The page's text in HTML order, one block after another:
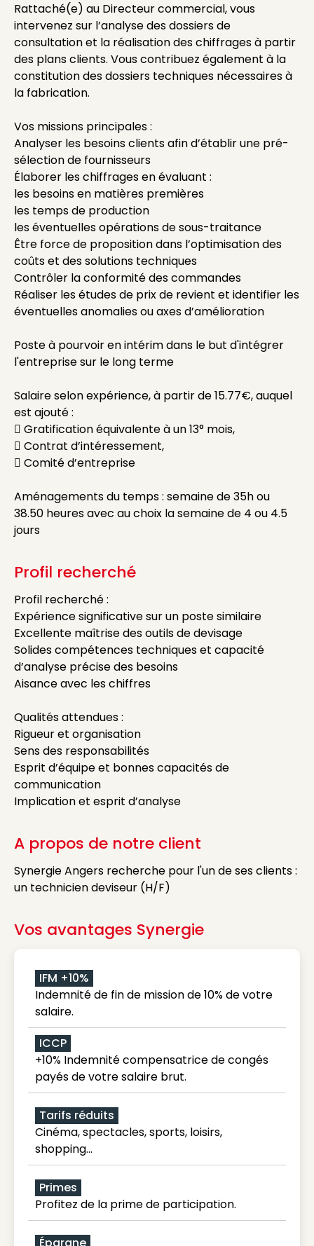
Rattaché(e) au Directeur commercial, vous
intervenez sur l’analyse des dossiers de
consultation et la réalisation des chiffrages à partir
des plans clients. Vous contribuez également à la
constitution des dossiers techniques nécessaires à
la fabrication.
Vos missions principales :
Analyser les besoins clients afin d’établir une pré-
sélection de fournisseurs
Élaborer les chiffrages en évaluant :
les besoins en matières premières
les temps de production
les éventuelles opérations de sous-traitance
Être force de proposition dans l’optimisation des
coûts et des solutions techniques
Contrôler la conformité des commandes
Réaliser les études de prix de revient et identifier les
éventuelles anomalies ou axes d’amélioration
Poste à pourvoir en intérim dans le but d'intégrer
l'entreprise sur le long terme
Salaire selon expérience, à partir de 15.77€, auquel
est ajouté :
 Gratification équivalente à un 13° mois,
 Contrat d’intéressement,
 Comité d’entreprise
Aménagements du temps : semaine de 35h ou
38.50 heures avec au choix la semaine de 4 ou 4.5
jours
Profil recherché
Profil recherché :
Expérience significative sur un poste similaire
Excellente maîtrise des outils de devisage
Solides compétences techniques et capacité
d’analyse précise des besoins
Aisance avec les chiffres
Qualités attendues :
Rigueur et organisation
Sens des responsabilités
Esprit d’équipe et bonnes capacités de
communication
Implication et esprit d’analyse
A propos de notre client
Synergie Angers recherche pour l'un de ses clients :
un technicien deviseur (H/F)
Vos avantages Synergie
IFM +10%
Indemnité de fin de mission de 10% de votre
salaire.
ICCP
+10% Indemnité compensatrice de congés
payés de votre salaire brut.
Tarifs réduits
Cinéma, spectacles, sports, loisirs,
shopping...
Primes
Profitez de la prime de participation.